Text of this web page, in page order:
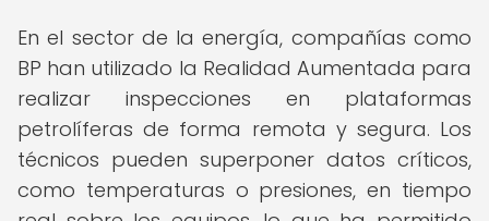
En el sector de la energía, compañías como
BP han utilizado la Realidad Aumentada para
realizar inspecciones en plataformas
petrolíferas de forma remota y segura. Los
técnicos pueden superponer datos críticos,
como temperaturas o presiones, en tiempo